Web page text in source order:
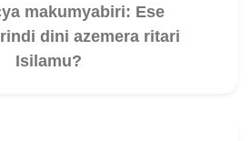
makumyabiri: Ese
dini azemera ritari
Isilamu?